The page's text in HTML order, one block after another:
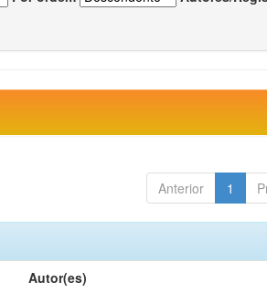
Anterior 1
Autor(es)